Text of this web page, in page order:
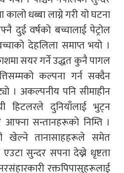
धब्बा लाग्ने गरी यो घटना
दुई वर्षको बच्चालाई पेट्रोल
देहलिला समाप्त भयो ।
सयर गर्ने उद्धत कुनै पागल
कल्पना गर्न सक्दैन
। अकल्पनीय पनि सीमाहीन
हिटलरले दुनियाँलाई भुट्न
सन्तानहरूको निम्ति ।
खेल्ने तानासाहहरूले समेत
एउटा सुन्दर सपना देख्ने धृष्टता
रक्तपिपासुहरूलाई